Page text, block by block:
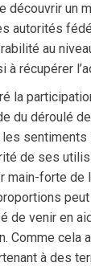
découvrir un
autorités
au
à récupérer
la
du déroulé
sentiments
de ses
main-forte de
de venir en
Comme cela
à des